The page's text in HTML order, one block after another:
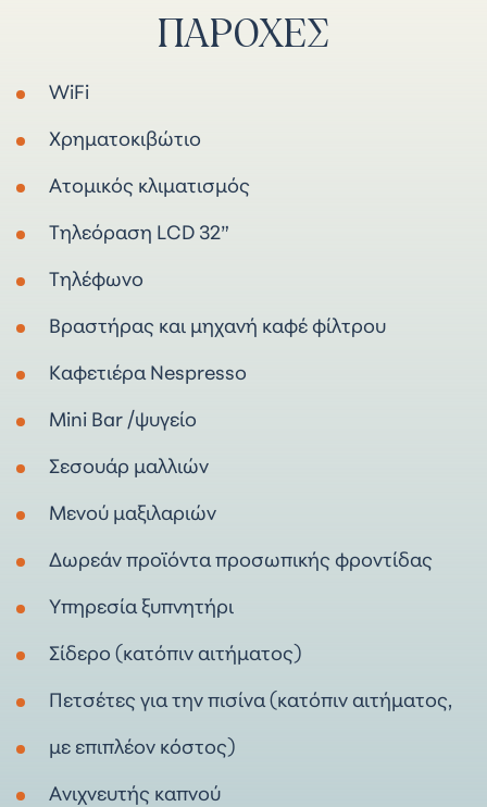
ΠΑΡΟΧΈΣ
WiFi
Χρηματοκιβώτιο
Ατομικός κλιματισμός
Τηλεόραση LCD 32”
Τηλέφωνο
Βραστήρας και μηχανή καφέ φίλτρου
Καφετιέρα Nespresso
Mini Bar /ψυγείο
Σεσουάρ μαλλιών
Μενού μαξιλαριών
Δωρεάν προϊόντα προσωπικής φροντίδας
Υπηρεσία ξυπνητήρι
Σίδερο (κατόπιν αιτήματος)
Πετσέτες για την πισίνα (κατόπιν αιτήματος,
με επιπλέον κόστος)
Ανιχνευτής καπνού